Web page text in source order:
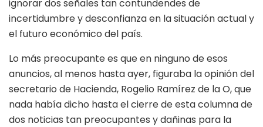
ignorar dos señales tan contundendes de
incertidumbre y desconfianza en la situación actual y
el futuro económico del país.
Lo más preocupante es que en ninguno de esos
anuncios, al menos hasta ayer, figuraba la opinión del
secretario de Hacienda, Rogelio Ramírez de la O, que
nada había dicho hasta el cierre de esta columna de
dos noticias tan preocupantes y dañinas para la